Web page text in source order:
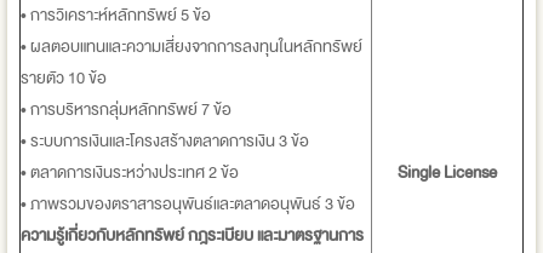
• การวิเคราะห์หลักทรัพย์ 5 ข้อ
• ผลตอบแทนและความเสี่ยงจากการลงทุนในหลักทรัพย์
รายตัว 10 ข้อ
• การบริหารกลุ่มหลักทรัพย์ 7 ข้อ
• ระบบการเงินและโครงสร้างตลาดการเงิน 3 ข้อ
• ตลาดการเงินระหว่างประเทศ 2 ข้อ
• ภาพรวมของตราสารอนุพันธ์และตลาดอนุพันธ์ 3 ข้อ
ความรู้เกี่ยวกับหลักทรัพย์ กฎระเบียบ และมาตรฐานการ
Single License